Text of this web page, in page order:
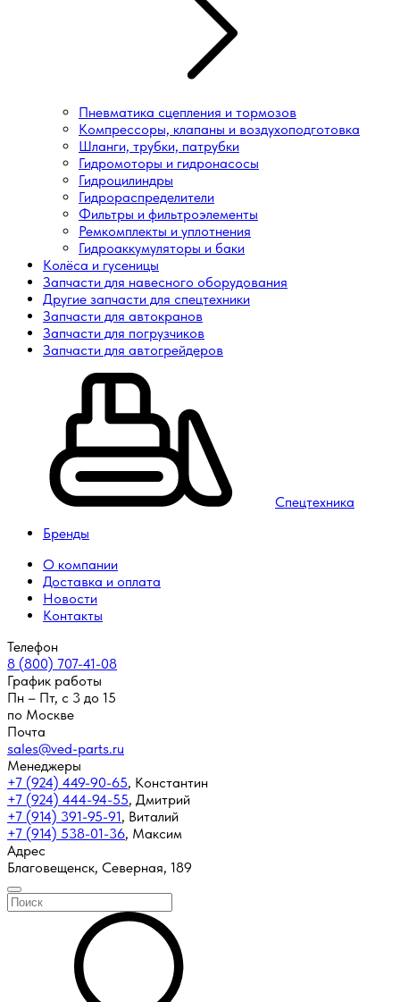
Пневматика сцепления и тормозов
Компрессоры, клапаны и воздухоподготовка
Шланги, трубки, патрубки
Гидромоторы и гидронасосы
Гидроцилиндры
Гидрораспределители
Фильтры и фильтроэлементы
Ремкомплекты и уплотнения
Гидроаккумуляторы и баки
Колёса и гусеницы
Запчасти для навесного оборудования
Другие запчасти для спецтехники
Запчасти для автокранов
Запчасти для погрузчиков
Запчасти для автогрейдеров
Спецтехника
Бренды
О компании
Доставка и оплата
Новости
Контакты
Телефон
8 (800) 707-41-08
График работы
Пн – Пт, с 3 до 15
по Москве
Почта
sales@ved-parts.ru
Менеджеры
+7 (924) 449-90-65, Константин
+7 (924) 444-94-55, Дмитрий
+7 (914) 391-95-91, Виталий
+7 (914) 538-01-36, Максим
Адрес
Благовещенск, Северная, 189